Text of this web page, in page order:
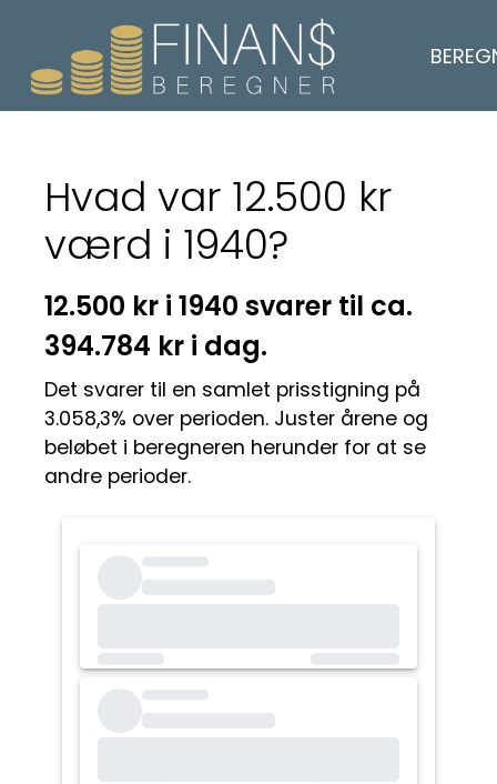
Hvad var 12.500 kr
værd i 1940?
12.500 kr i 1940 svarer til ca.
394.784 kr i dag.
Det svarer til en samlet prisstigning på
3.058,3% over perioden. Juster årene og
beløbet i beregneren herunder for at se
andre perioder.